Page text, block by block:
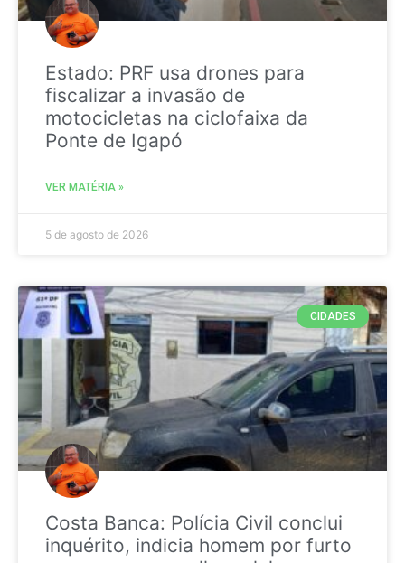
Estado: PRF usa drones para
fiscalizar a invasão de
motocicletas na ciclofaixa da
Ponte de Igapó
VER MATÉRIA »
5 de agosto de 2026
CIDADES
Costa Banca: Polícia Civil conclui
inquérito, indicia homem por furto